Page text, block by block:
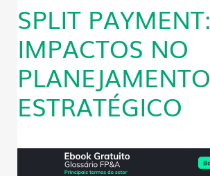
SPLIT PAYMENT:
IMPACTOS NO
PLANEJAMENTO
ESTRATÉGICO